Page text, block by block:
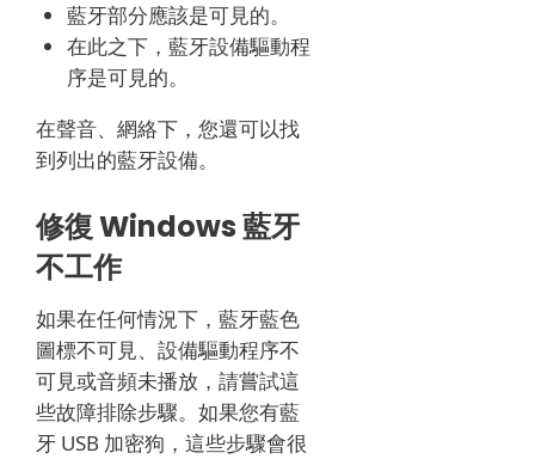
藍牙部分應該是可見的。
在此之下，藍牙設備驅動程
序是可見的。
在聲音、網絡下，您還可以找
到列出的藍牙設備。
修復 Windows 藍牙
不工作
如果在任何情況下，藍牙藍色
圖標不可見、設備驅動程序不
可見或音頻未播放，請嘗試這
些故障排除步驟。 如果您有藍
牙 USB 加密狗，這些步驟會很